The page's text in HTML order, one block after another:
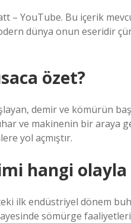
– YouTube. Bu içerik
dünya onun eseridir
özet?
demir ve kömürün
ve makinenin bir araya
yol açmıştır.
hangi olayla
ilk endüstriyel dönem
sömürge